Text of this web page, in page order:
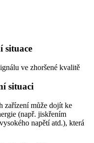
situace
ve zhoršené kvalitě
situaci
zařízení může dojít ke
(např. jiskřením
napětí atd.), která